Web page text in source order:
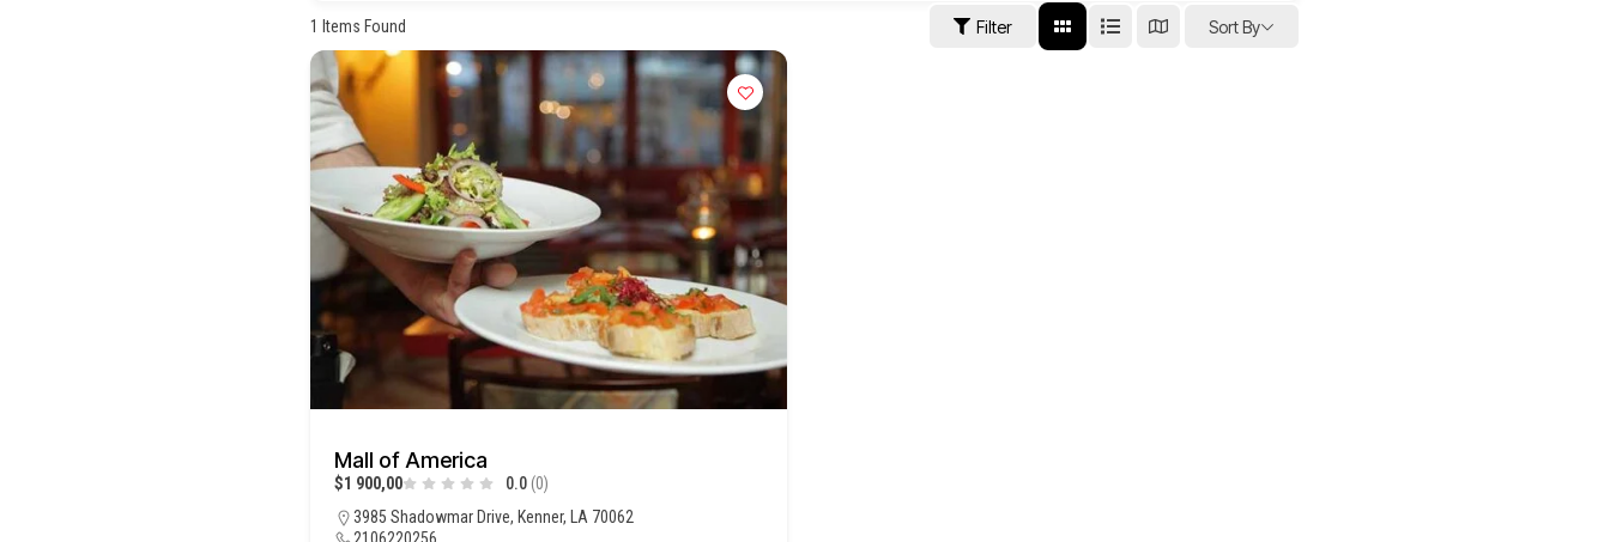
1 Items Found Filter Sort By
Mall of America
$1 900,00 0.0 (0)
3985 Shadowmar Drive, Kenner, LA 70062